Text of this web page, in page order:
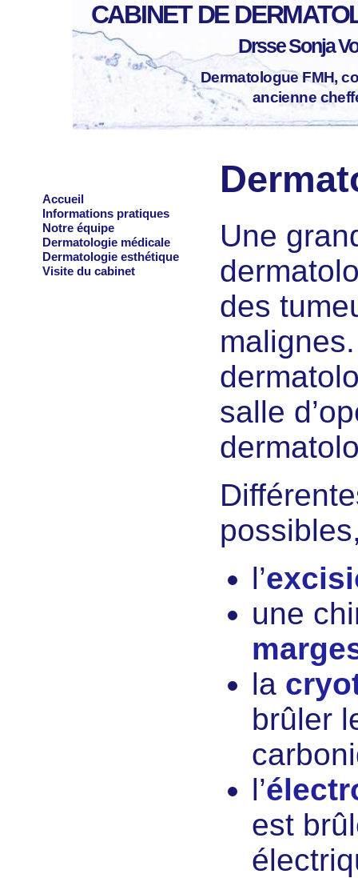
CABINET DE
Drsse Sonja
Dermatologue FMH,
ancienne
Accueil
Informations pratiques
Notre équipe
Dermatologie médicale
Dermatologie esthétique
Visite du cabinet
Une
des
salle
l’
une
la
brûler
l’
est